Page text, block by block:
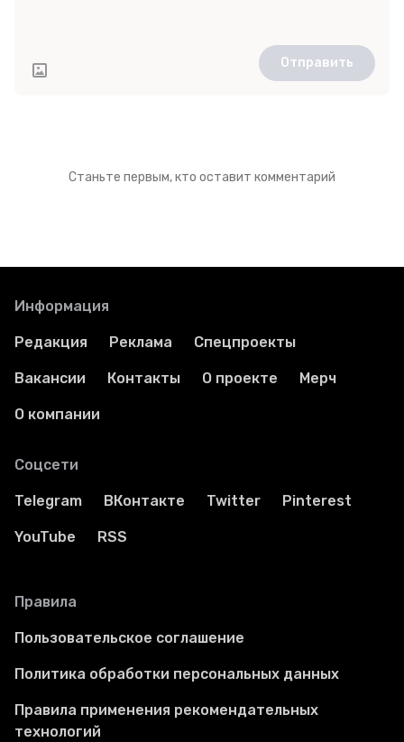
Отправить
Станьте первым, кто оставит комментарий
Информация
Редакция Реклама Спецпроекты
Вакансии Контакты О проекте Мерч
О компании
Соцсети
Telegram ВКонтакте Twitter Pinterest
YouTube RSS
Правила
Пользовательское соглашение
Политика обработки персональных данных
Правила применения рекомендательных
технологий